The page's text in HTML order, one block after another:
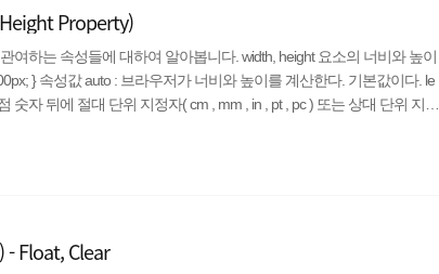
Property)
여하는 속성들에 대하여 알아봅니다. width, height 요소의 너비와 높이
} 속성값 auto : 브라우저가 너비와 높이를 계산한다. 기본값이다. le
숫자 뒤에 절대 단위 지정자( cm , mm , in , pt , pc ) 또는 상대 단위 지정
문법 object.style.width="50px" object.style.height="50px" 지원 현황 인터
- Float, Clear